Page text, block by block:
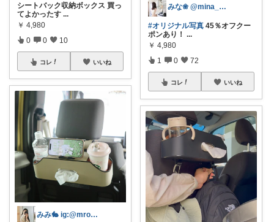
シートバック収納ボックス 買っ
てよかったす ...
￥ 4,980
0 0 10
コレ いいね
みみ🐇 ig:@mroomi___
みな❀ @mina__room
#オリジナル写真 45％オフクー
ポンあり！ ...
￥ 4,980
1 0 72
コレ いいね